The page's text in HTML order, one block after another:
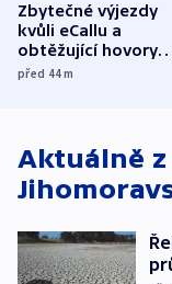
Zbytečné výjezdy
kvůli eCallu a
obtěžující hovory
zdržují záchranáře
před 44m
Aktuálně